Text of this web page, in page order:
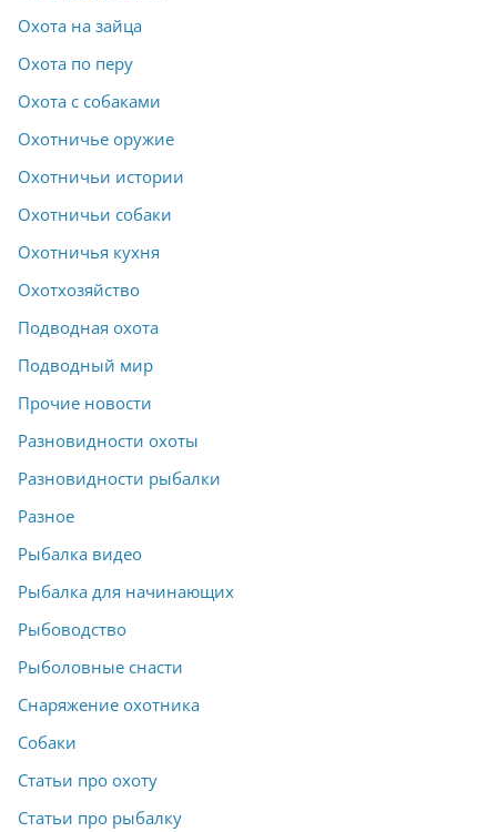
Охота на зайца
Охота по перу
Охота с собаками
Охотничье оружие
Охотничьи истории
Охотничьи собаки
Охотничья кухня
Охотхозяйство
Подводная охота
Подводный мир
Прочие новости
Разновидности охоты
Разновидности рыбалки
Разное
Рыбалка видео
Рыбалка для начинающих
Рыбоводство
Рыболовные снасти
Снаряжение охотника
Собаки
Статьи про охоту
Статьи про рыбалку